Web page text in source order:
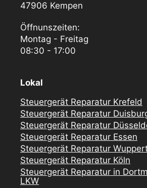
47906 Kempen
Öffnunszeiten:
Montag - Freitag
08:30 - 17:00
Lokal
Steuergerät Reparatur Krefeld
Steuergerät Reparatur
Steuergerät Reparatur
Steuergerät Reparatur Essen
Steuergerät Reparatur
Steuergerät Reparatur Köln
Steuergerät Reparatur in
LKW